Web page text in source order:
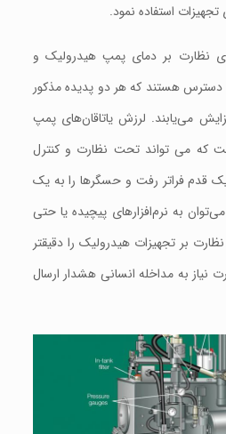
استفاده نمود.
نظارت بر دمای پمپ هيدروليک و
هستند که هر دو پدیده مذکور
می‌یابند. لرزش یاتاقان‌های پمپ
که می تواند تحت نظارت و کنترل
قدم فراتر رفت و حسگرها را به یک
به نرم‌افزارهای پیچیده یا حتی
بر تجهیزات هیدرولیک را دقيقتر
نیاز به مداخله انسانی هشدار ارسال